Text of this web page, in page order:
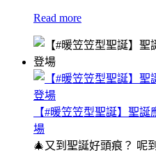
Read more
【#暖笠笠型聖誕】聖
場
🎄又到聖誕好頭痕？ 呢